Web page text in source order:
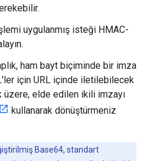
uygulanmış isteği HMAC-
ham bayt biçiminde bir imza
için URL içinde iletilebilecek
üzere, elde edilen ikili imzayı
kullanarak dönüştürmeniz
Base64, standart